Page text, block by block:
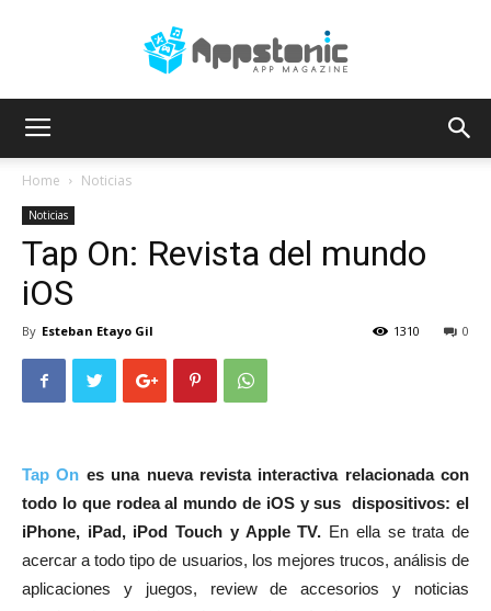
Home Noticias
Noticias
Tap On: Revista del mundo
iOS
By Esteban Etayo Gil 0
1310
Tap On es una nueva revista interactiva relacionada con
todo lo que rodea al mundo de iOS y sus dispositivos: el
iPhone, iPad, iPod Touch y Apple TV. En ella se trata de
acercar a todo tipo de usuarios, los mejores trucos, análisis de
aplicaciones y juegos, review de accesorios y noticias